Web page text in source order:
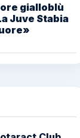
gialloblù
Juve Stabia